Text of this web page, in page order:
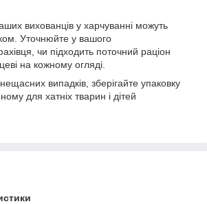
вихованців у харчуванні можуть
Уточнюйте у вашого
чи підходить поточний раціон
на кожному огляді.
випадків, зберігайте упаковку
для хатніх тварин і дітей